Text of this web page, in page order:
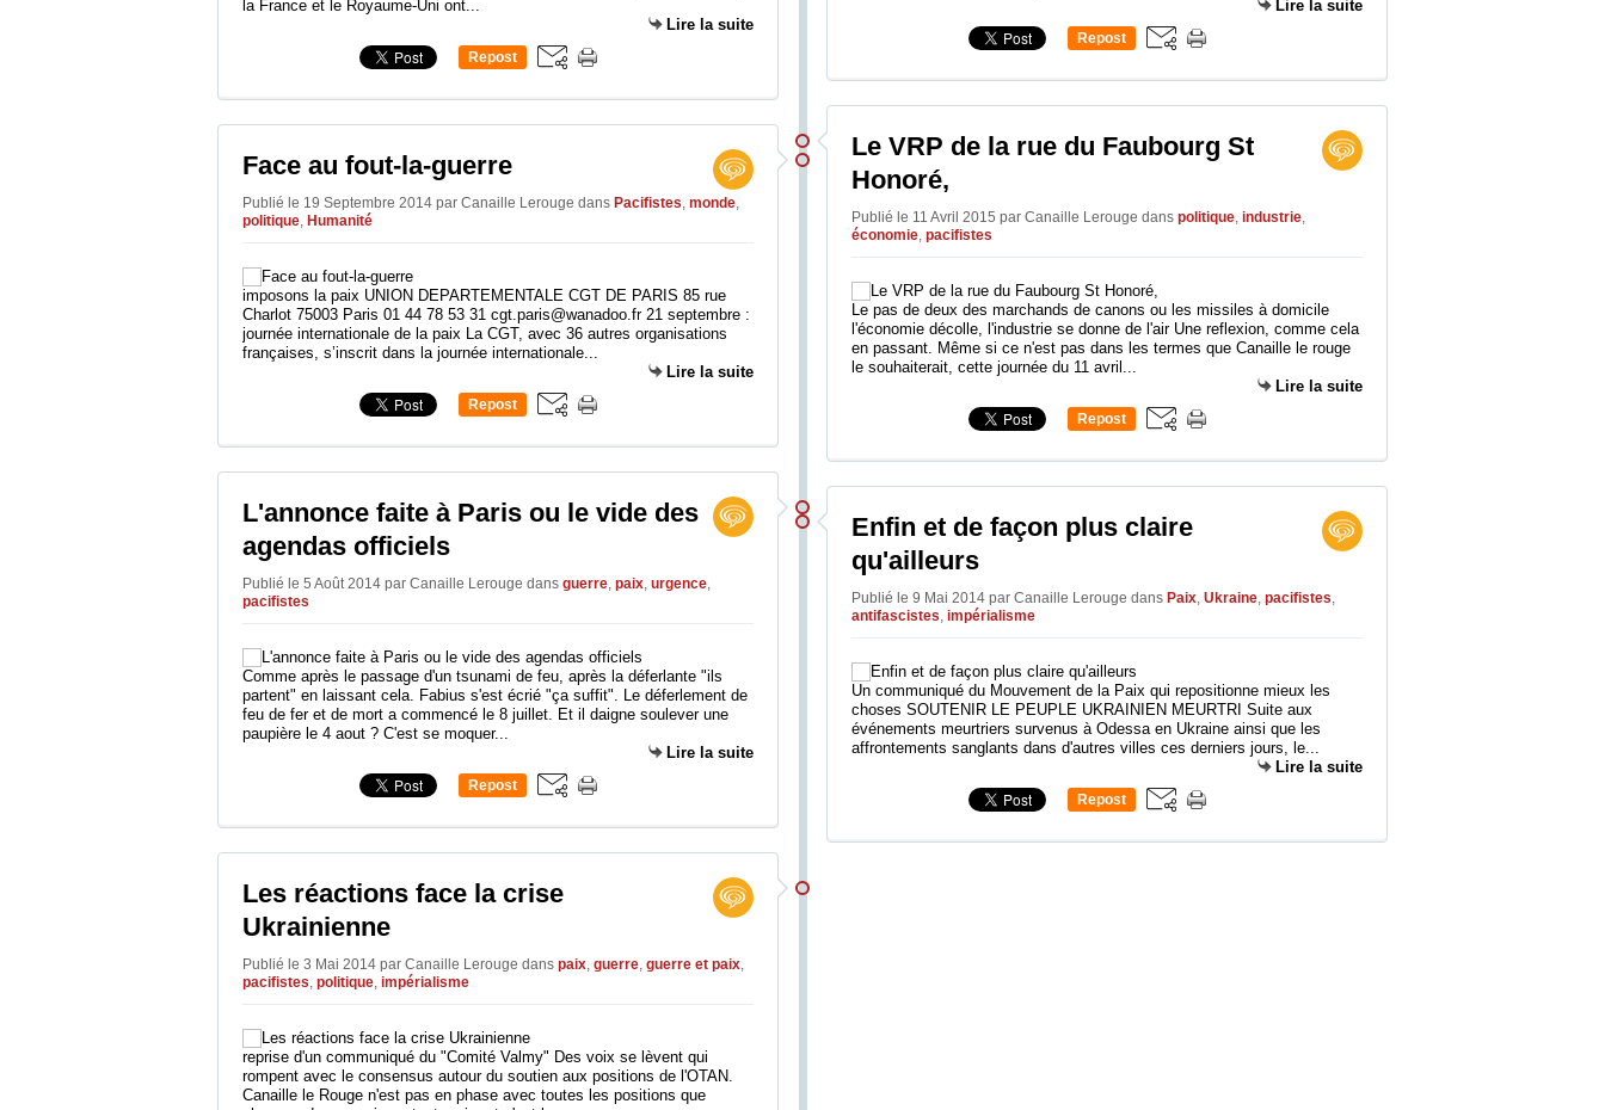
la France et le Royaume-Uni ont...
Lire la suite
Repost
Face au fout-la-guerre
Publié le 19 Septembre 2014 par Canaille Lerouge dans Pacifistes monde
politique Humanité
imposons la paix UNION DEPARTEMENTALE CGT DE PARIS 85 rue
Charlot 75003 Paris 01 44 78 53 31 cgt.paris@wanadoo.fr 21 septembre :
journée internationale de la paix La CGT, avec 36 autres organisations
françaises, s’inscrit dans la journée internationale...
Lire la suite
Repost
L'annonce faite à Paris ou le vide des
agendas officiels
Publié le 5 Août 2014 par Canaille Lerouge dans guerre paix urgence
pacifistes
Comme après le passage d'un tsunami de feu, après la déferlante "ils
partent" en laissant cela. Fabius s'est écrié "ça suffit". Le déferlement de
feu de fer et de mort a commencé le 8 juillet. Et il daigne soulever une
paupière le 4 aout ? C'est se moquer...
Lire la suite
Repost
Les réactions face la crise
Ukrainienne
Publié le 3 Mai 2014 par Canaille Lerouge dans paix guerre guerre et paix
pacifistes politique impérialisme
reprise d'un communiqué du "Comité Valmy" Des voix se lèvent qui
rompent avec le consensus autour du soutien aux positions de l'OTAN.
Canaille le Rouge n'est pas en phase avec toutes les positions que
Lire la suite
Repost
Le VRP de la rue du Faubourg St
Honoré,
Publié le 11 Avril 2015 par Canaille Lerouge dans politique industrie
économie pacifistes
Le pas de deux des marchands de canons ou les missiles à domicile
l'économie décolle, l'industrie se donne de l'air Une reflexion, comme cela
en passant. Même si ce n'est pas dans les termes que Canaille le rouge
le souhaiterait, cette journée du 11 avril...
Lire la suite
Repost
Enfin et de façon plus claire
qu'ailleurs
Publié le 9 Mai 2014 par Canaille Lerouge dans Paix Ukraine pacifistes
antifascistes impérialisme
Un communiqué du Mouvement de la Paix qui repositionne mieux les
choses SOUTENIR LE PEUPLE UKRAINIEN MEURTRI Suite aux
événements meurtriers survenus à Odessa en Ukraine ainsi que les
affrontements sanglants dans d'autres villes ces derniers jours, le...
Lire la suite
Repost